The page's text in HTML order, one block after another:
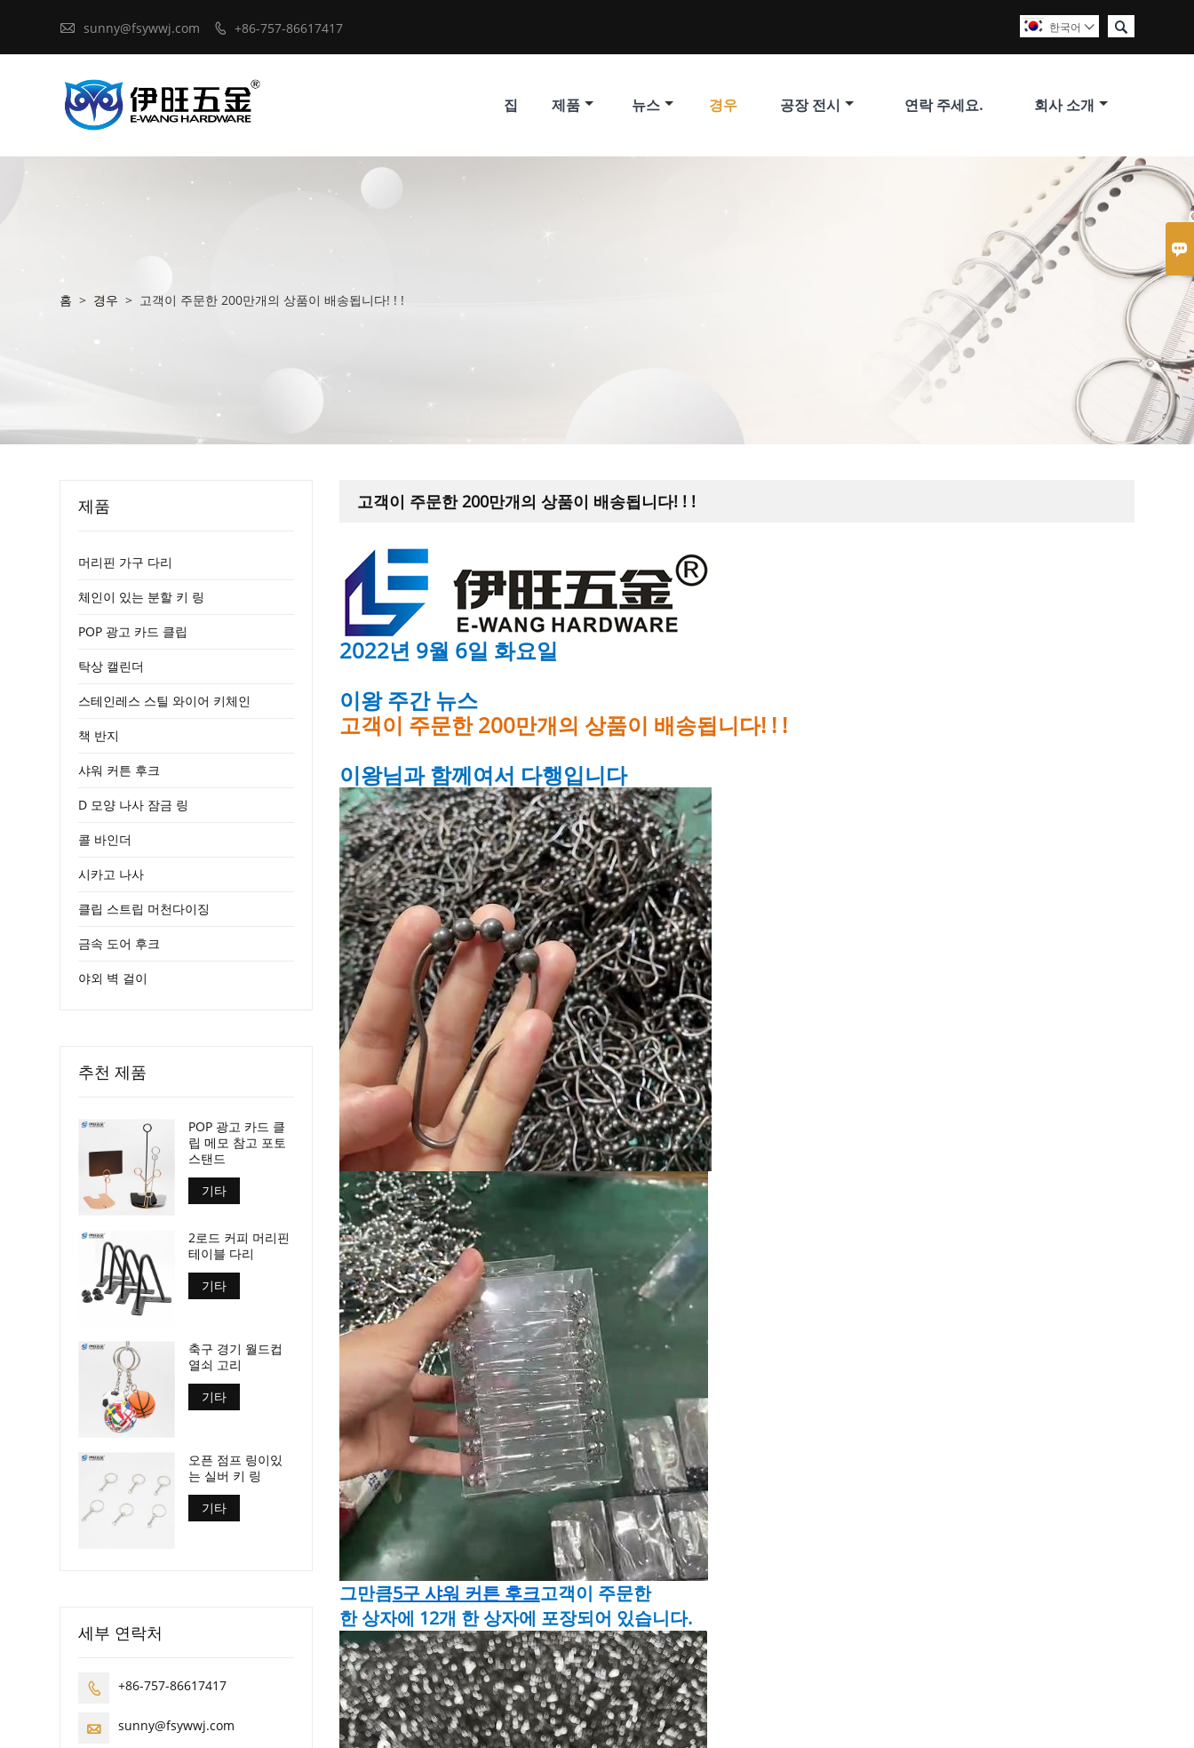

 sunny@fsywwj.com  +86-757-86617417 
한국어 
집 제품 뉴스 경우 공장 전시 연락 주세요. 회사 소개
홈 > 경우 > 고객이 주문한 200만개의 상품이 배송됩니다! ! !
고객이 주문한 200만개의 상품이 배송됩니다! ! !
2022년 9월 6일 화요일
이왕 주간 뉴스
고객이 주문한 200만개의 상품이 배송됩니다! ! !
이왕님과 함께여서 다행입니다
그만큼5구 샤워 커튼 후크고객이 주문한
한 상자에 12개 한 상자에 포장되어 있습니다.
제품
머리핀 가구 다리
체인이 있는 분할 키 링
POP 광고 카드 클립
탁상 캘린더
스테인레스 스틸 와이어 키체인
책 반지
샤워 커튼 후크
D 모양 나사 잠금 링
콜 바인더
시카고 나사
클립 스트립 머천다이징
금속 도어 후크
야외 벽 걸이
추천 제품
POP 광고 카드 클
립 메모 참고 포토
스탠드
기타
2로드 커피 머리핀
테이블 다리
기타
축구 경기 월드컵
열쇠 고리
기타
오픈 점프 링이있
는 실버 키 링
기타
세부 연락처
 +86-757-86617417
 sunny@fsywwj.com